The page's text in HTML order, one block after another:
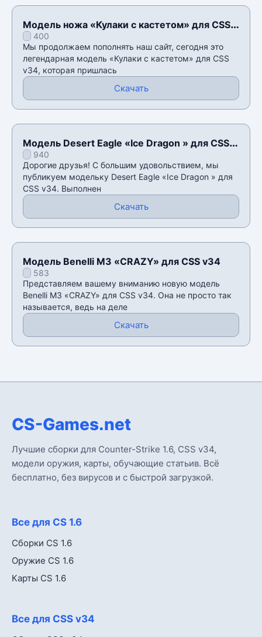
Модель ножа «Кулаки с кастетом» для CSS
v34400
Мы продолжаем пополнять наш сайт, сегодня это
легендарная модель «Кулаки с кастетом» для CSS
v34, которая пришлась
Скачать
Модель Desert Eagle «Ice Dragon » для CSS
v34940
Дорогие друзья! С большим удовольствием, мы
публикуем модельку Desert Eagle «Ice Dragon » для
CSS v34. Выполнен
Скачать
Модель Benelli M3 «CRAZY» для CSS v34
583
Представляем вашему вниманию новую модель
Benelli M3 «CRAZY» для CSS v34. Она не просто так
называется, ведь на деле
Скачать
CS-Games.net
Лучшие сборки для Counter-Strike 1.6, CSS v34,
модели оружия, карты, обучающие статьив. Всё
бесплатно, без вирусов и с быстрой загрузкой.
Все для CS 1.6
Сборки CS 1.6
Оружие CS 1.6
Карты CS 1.6
Все для CSS v34